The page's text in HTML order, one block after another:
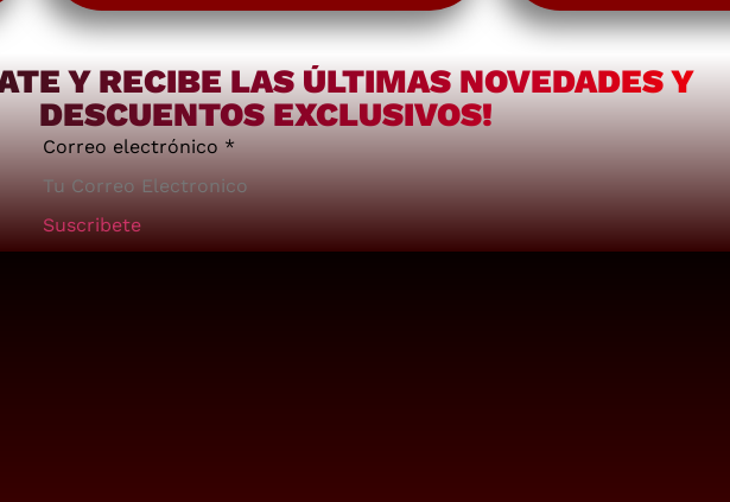
Y RECIBE LAS ÚLTIMAS NOVEDADES Y
DESCUENTOS EXCLUSIVOS!
Correo electrónico *
Suscribete